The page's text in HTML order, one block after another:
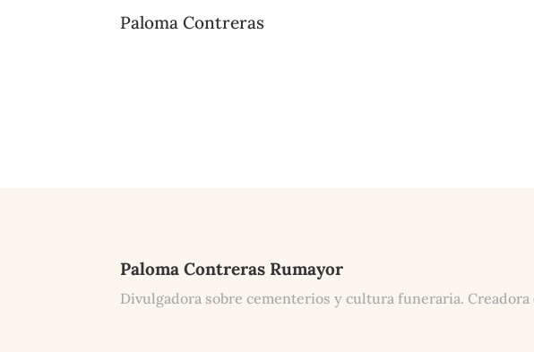
Paloma Contreras
Paloma Contreras Rumayor
Divulgadora sobre cementerios y cultura funeraria.